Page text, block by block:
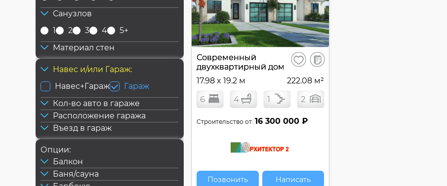
Санузлов
1
2 3 4
5+
Материал стен
Навес и/или Гараж:
Навес+Гараж
Гараж
Кол-во авто в гараже
Расположение гаража
Въезд в гараж
Опции:
Балкон
Баня/сауна
Современный
двухквартирный дом
Сохранить
В
сравнение
17.98 x 19.2 м 222.08 м²
6 4 1 2
Строительство от: 16 300 000 ₽
Позвонить Написать